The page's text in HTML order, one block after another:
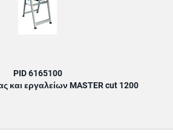
PID 6165100
και εργαλείων MASTER cut 1200